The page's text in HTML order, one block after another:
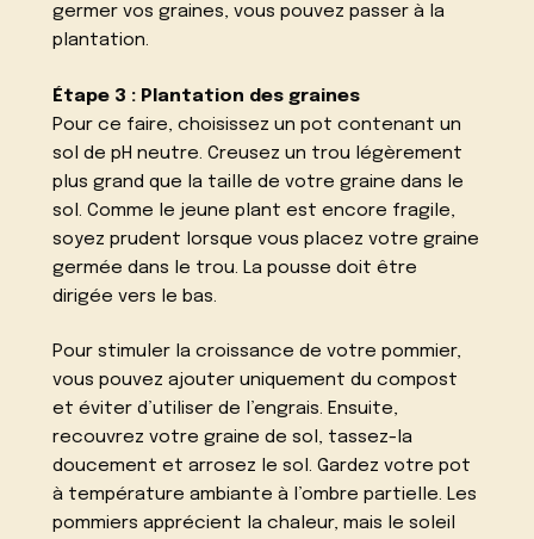
germer vos graines, vous pouvez passer à la
plantation.
Étape 3 : Plantation des graines
Pour ce faire, choisissez un pot contenant un
sol de pH neutre. Creusez un trou légèrement
plus grand que la taille de votre graine dans le
sol. Comme le jeune plant est encore fragile,
soyez prudent lorsque vous placez votre graine
germée dans le trou. La pousse doit être
dirigée vers le bas.
Pour stimuler la croissance de votre pommier,
vous pouvez ajouter uniquement du compost
et éviter d’utiliser de l’engrais. Ensuite,
recouvrez votre graine de sol, tassez-la
doucement et arrosez le sol. Gardez votre pot
à température ambiante à l’ombre partielle. Les
pommiers apprécient la chaleur, mais le soleil